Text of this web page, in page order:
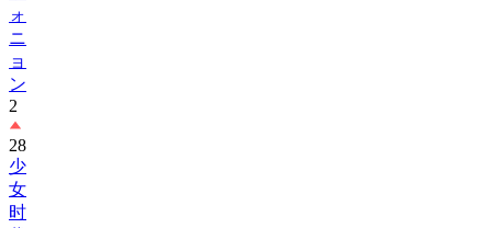
ョ
ン
2
28
少
女
时
代
6